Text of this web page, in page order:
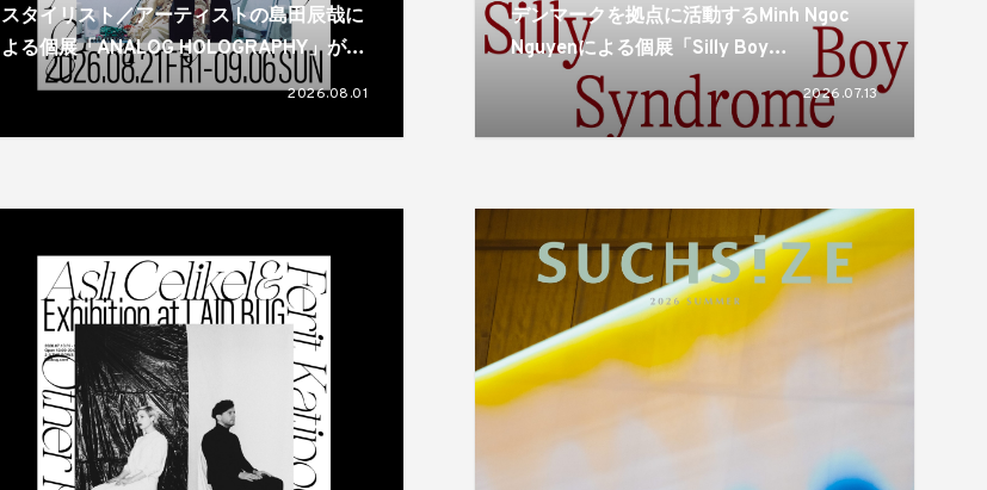
スタイリスト／アーティストの島田辰哉に
よる個展「ANALOG HOLOGRAPHY」が代
官山で開催
2026.08.01
デンマークを拠点に活動するMinh Ngoc
Nguyenによる個展「Silly Boy
Syndrome」がgallery communeで開催。
揺れ動き、形づくられるアイデンティティ
のあり方を描き出す
2026.07.13